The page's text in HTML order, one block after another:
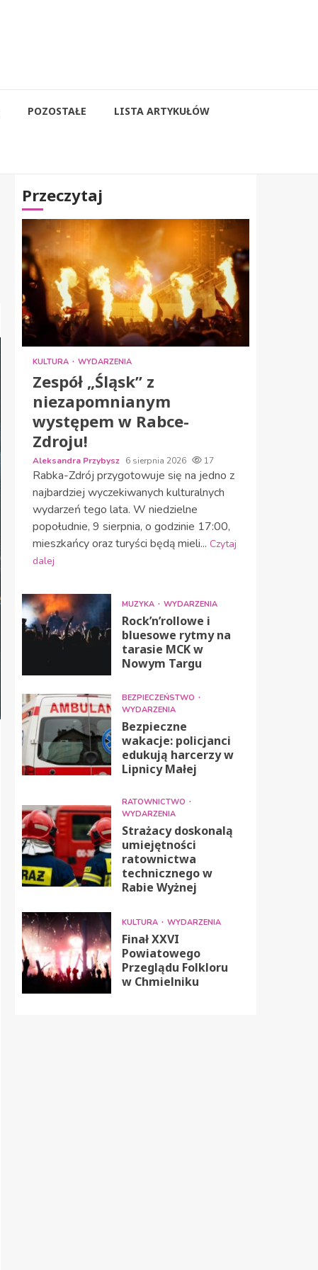
POZOSTAŁE LISTA ARTYKUŁÓW
Przeczytaj
KULTURA WYDARZENIA
Zespół „Śląsk” z
niezapomnianym
występem w Rabce-
Zdroju!
Aleksandra Przybysz 6 sierpnia 2026 17
Rabka-Zdrój przygotowuje się na jedno z
najbardziej wyczekiwanych kulturalnych
wydarzeń tego lata. W niedzielne
popołudnie, 9 sierpnia, o godzinie 17:00,
mieszkańcy oraz turyści będą mieli... Czytaj
dalej
MUZYKA WYDARZENIA
Rock’n’rollowe i
bluesowe rytmy na
tarasie MCK w
Nowym Targu
BEZPIECZEŃSTWO
WYDARZENIA
Bezpieczne
wakacje: policjanci
edukują harcerzy w
Lipnicy Małej
RATOWNICTWO
WYDARZENIA
Strażacy doskonalą
umiejętności
ratownictwa
technicznego w
Rabie Wyżnej
KULTURA WYDARZENIA
Finał XXVI
Powiatowego
Przeglądu Folkloru
w Chmielniku